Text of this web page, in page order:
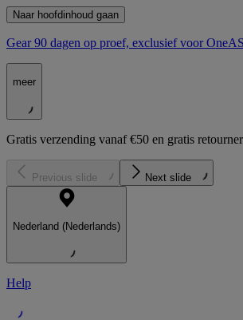
Naar hoofdinhoud gaan
Gear 90 dagen op proef, exclusief voor
meer
Gratis verzending vanaf €50 en gratis
Previous slide Next slide
Nederland (Nederlands)
Help